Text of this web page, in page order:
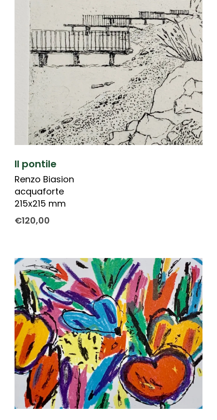
Il pontile
Renzo Biasion
acquaforte
215x215 mm
€120,00